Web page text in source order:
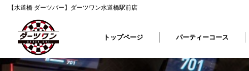
【水道橋 ダーツバー】ダーツワン水道橋駅前店
トップページ パーティーコース